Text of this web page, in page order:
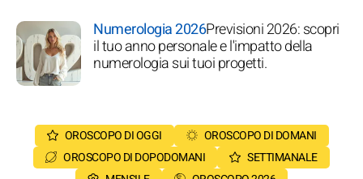
Numerologia 2026Previsioni 2026: scopri
il tuo anno personale e l'impatto della
numerologia sui tuoi progetti.
OROSCOPO DI OGGI
OROSCOPO DI DOMANI
OROSCOPO DI DOPODOMANI
SETTIMANALE